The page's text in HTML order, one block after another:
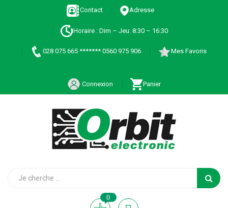
Contact Adresse
Horaire : Dim – Jeu: 8:30 – 16:30
028 075 665 ******* 0560 975 906 Mes Favoris
Connexion Panier
0